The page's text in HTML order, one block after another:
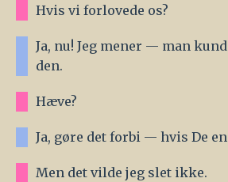
Hvis vi forlovede os?
Ja, nu! Jeg mener — man
den.
Hæve?
Ja, gøre det forbi — hvis De
Men det vilde jeg slet ikke.